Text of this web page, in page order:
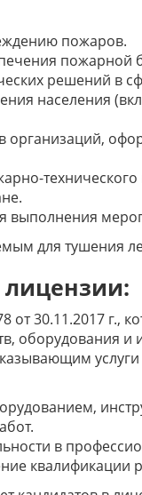
пожаров.
пожарной
решений в
населения
организаций,
выполнения
для тушения
лицензии:
от 30.11.2017 г.,
оборудования и
в
квалификации